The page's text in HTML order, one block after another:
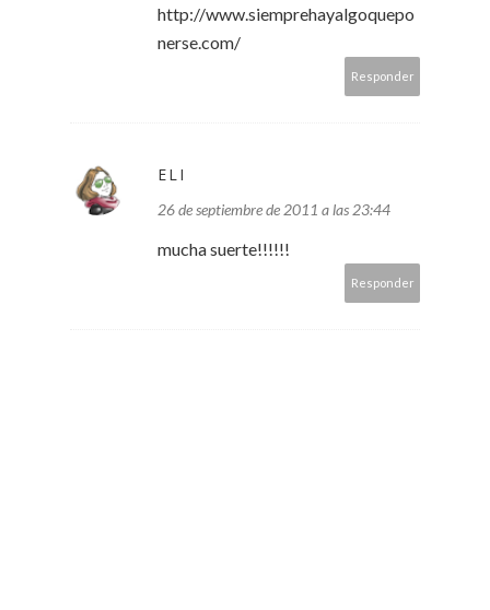
http://www.siemprehayalgoquepo
nerse.com/
Responder
ELI
26 de septiembre de 2011 a las 23:44
mucha suerte!!!!!!
Responder